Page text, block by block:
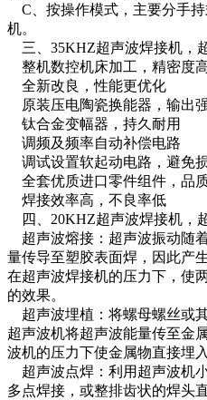
C、按操作模式，主要分手
机。
三、35KHZ超声波焊接机，
整机数控机床加工，精密度
全新改良，性能更优化
原装压电陶瓷换能器，输出
钛合金变幅器，持久耐用
调频及频率自动补偿电路
调试设置软起动电路，避免
全套优质进口零件组件，品
焊接效率高，不良率低
四、20KHZ超声波焊接机，
超声波熔接：超声波振动随
量传导至塑胶表面焊，因此产
在超声波焊接机的压力下，使
的效果。
超声波埋植：将螺母螺丝或
超声波机将超声波能量传至金
波机的压力下使金属物直接埋
超声波点焊：利用超声波机
多点焊接，或整排齿状的焊头